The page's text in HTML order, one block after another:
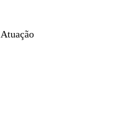
Atuação